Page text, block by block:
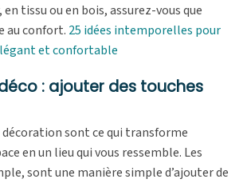
en tissu ou en bois, assurez-vous que
au confort. 25 idées intemporelles pour
et confortable
: ajouter des touches
décoration sont ce qui transforme
en un lieu qui vous ressemble. Les
sont une manière simple d’ajouter de